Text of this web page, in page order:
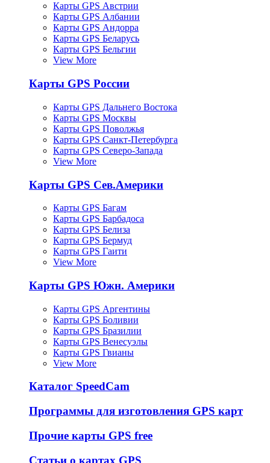
Карты GPS Австрии
Карты GPS Албании
Карты GPS Андорра
Карты GPS Беларусь
Карты GPS Бельгии
View More
Карты GPS России
Карты GPS Дальнего Востока
Карты GPS Москвы
Карты GPS Поволжья
Карты GPS Санкт-Петербурга
Карты GPS Северо-Запада
View More
Карты GPS Сев.Америки
Карты GPS Багам
Карты GPS Барбадоса
Карты GPS Белиза
Карты GPS Бермуд
Карты GPS Гаити
View More
Карты GPS Южн. Америки
Карты GPS Аргентины
Карты GPS Боливии
Карты GPS Бразилии
Карты GPS Венесуэлы
Карты GPS Гвианы
View More
Каталог SpeedCam
Программы для изготовления GPS карт
Прочие карты GPS free
Статьи о картах GPS